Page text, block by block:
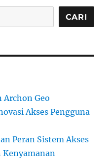
CARI
Geo
Akses Pengguna
Peran Sistem Akses